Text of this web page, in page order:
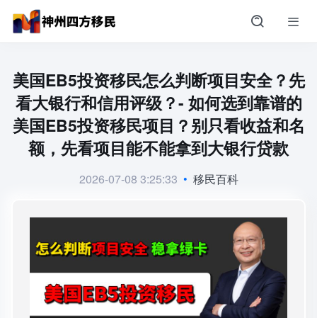
美国EB5投资移民怎么判断项目安全？先
看大银行和信用评级？- 如何选到靠谱的
美国EB5投资移民项目？别只看收益和名
额，先看项目能不能拿到大银行贷款
2026-07-08 3:25:33 • 移民百科